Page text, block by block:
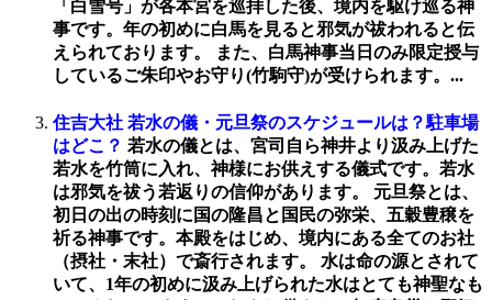
「白雪号」が各本宮を巡拝した後、境内を駆け巡る神
事です。年の初めに白馬を見ると邪気が祓われると伝
えられております。 また、白馬神事当日のみ限定授与
しているご朱印やお守り(竹駒守)が受けられます。...
住吉大社 若水の儀・元旦祭のスケジュールは？駐車場
はどこ？ 若水の儀とは、宮司自ら神井より汲み上げた
若水を竹筒に入れ、神様にお供えする儀式です。若水
は邪気を祓う若返りの信仰があります。 元旦祭とは、
初日の出の時刻に国の隆昌と国民の弥栄、五穀豊穣を
祈る神事です。本殿をはじめ、境内にある全てのお社
（摂社・末社）で斎行されます。 水は命の源とされて
いて、1年の初めに汲み上げられた水はとても神聖なも